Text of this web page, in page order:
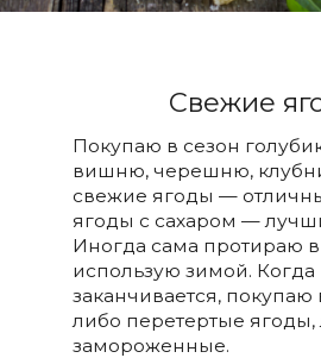
Свежие
Покупаю в сезон
вишню, черешню,
свежие ягоды —
ягоды с сахаром —
Иногда сама протираю в
использую зимой. Когда
заканчивается, покупаю
либо перетертые ягоды,
замороженные.